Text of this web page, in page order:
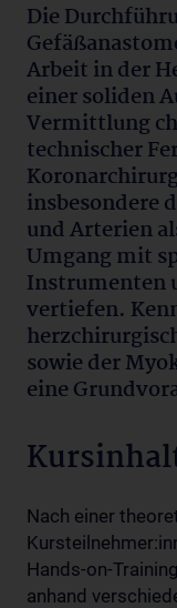
Die
Arbeit in der
einer soliden
Vermittlung
technischer
insbesondere
und Arterien
Umgang mit
Instrumenten
vertiefen.
sowie der
eine
Nach einer
Hands-on-
anhand